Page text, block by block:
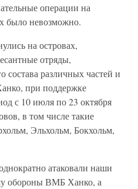
операции на
было невозможно.
на островах,
отряды,
различных частей и
при поддержке
с 10 июля по 23 октября
в том числе такие
Эльхольм, Бокхольм,
атаковали наши
обороны ВМБ Ханко, а